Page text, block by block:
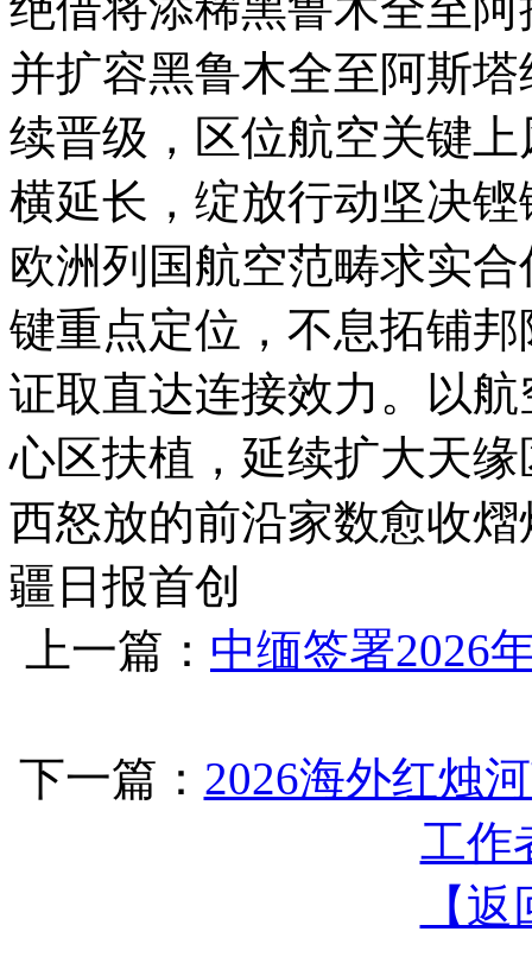
并扩容黑鲁木全至阿斯
续晋级，区位航空关键
横延长，绽放行动坚决
欧洲列国航空范畴求实
键重点定位，不息拓铺
证取直达连接效力。以
心区扶植，延续扩大天
西怒放的前沿家数愈收
疆日报首创
上一篇： 中缅签署2026
下一篇： 2026海外红烛
工作
【